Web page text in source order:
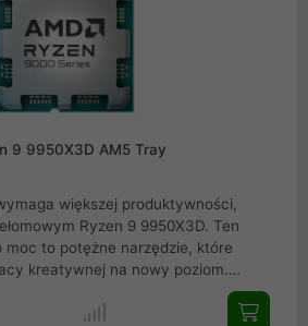
3D V-Cache i wjedź razem z nią na
w światowym gamingu.
9 9950X3D AM5 Tray
większej produktywności,
Ryzen 9 9950X3D. Ten
które
kreatywnej na nowy poziom.
3D V-Cache zamieniają
zadania w płynną